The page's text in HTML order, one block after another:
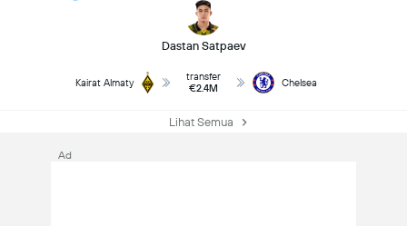
Dastan Satpaev
Kairat Almaty
transfer
€2.4M
Chelsea
Lihat Semua
Ad